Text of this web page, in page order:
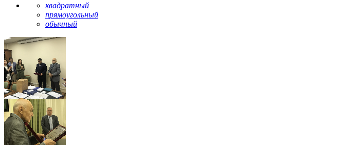
квадратный
прямоугольный
обычный